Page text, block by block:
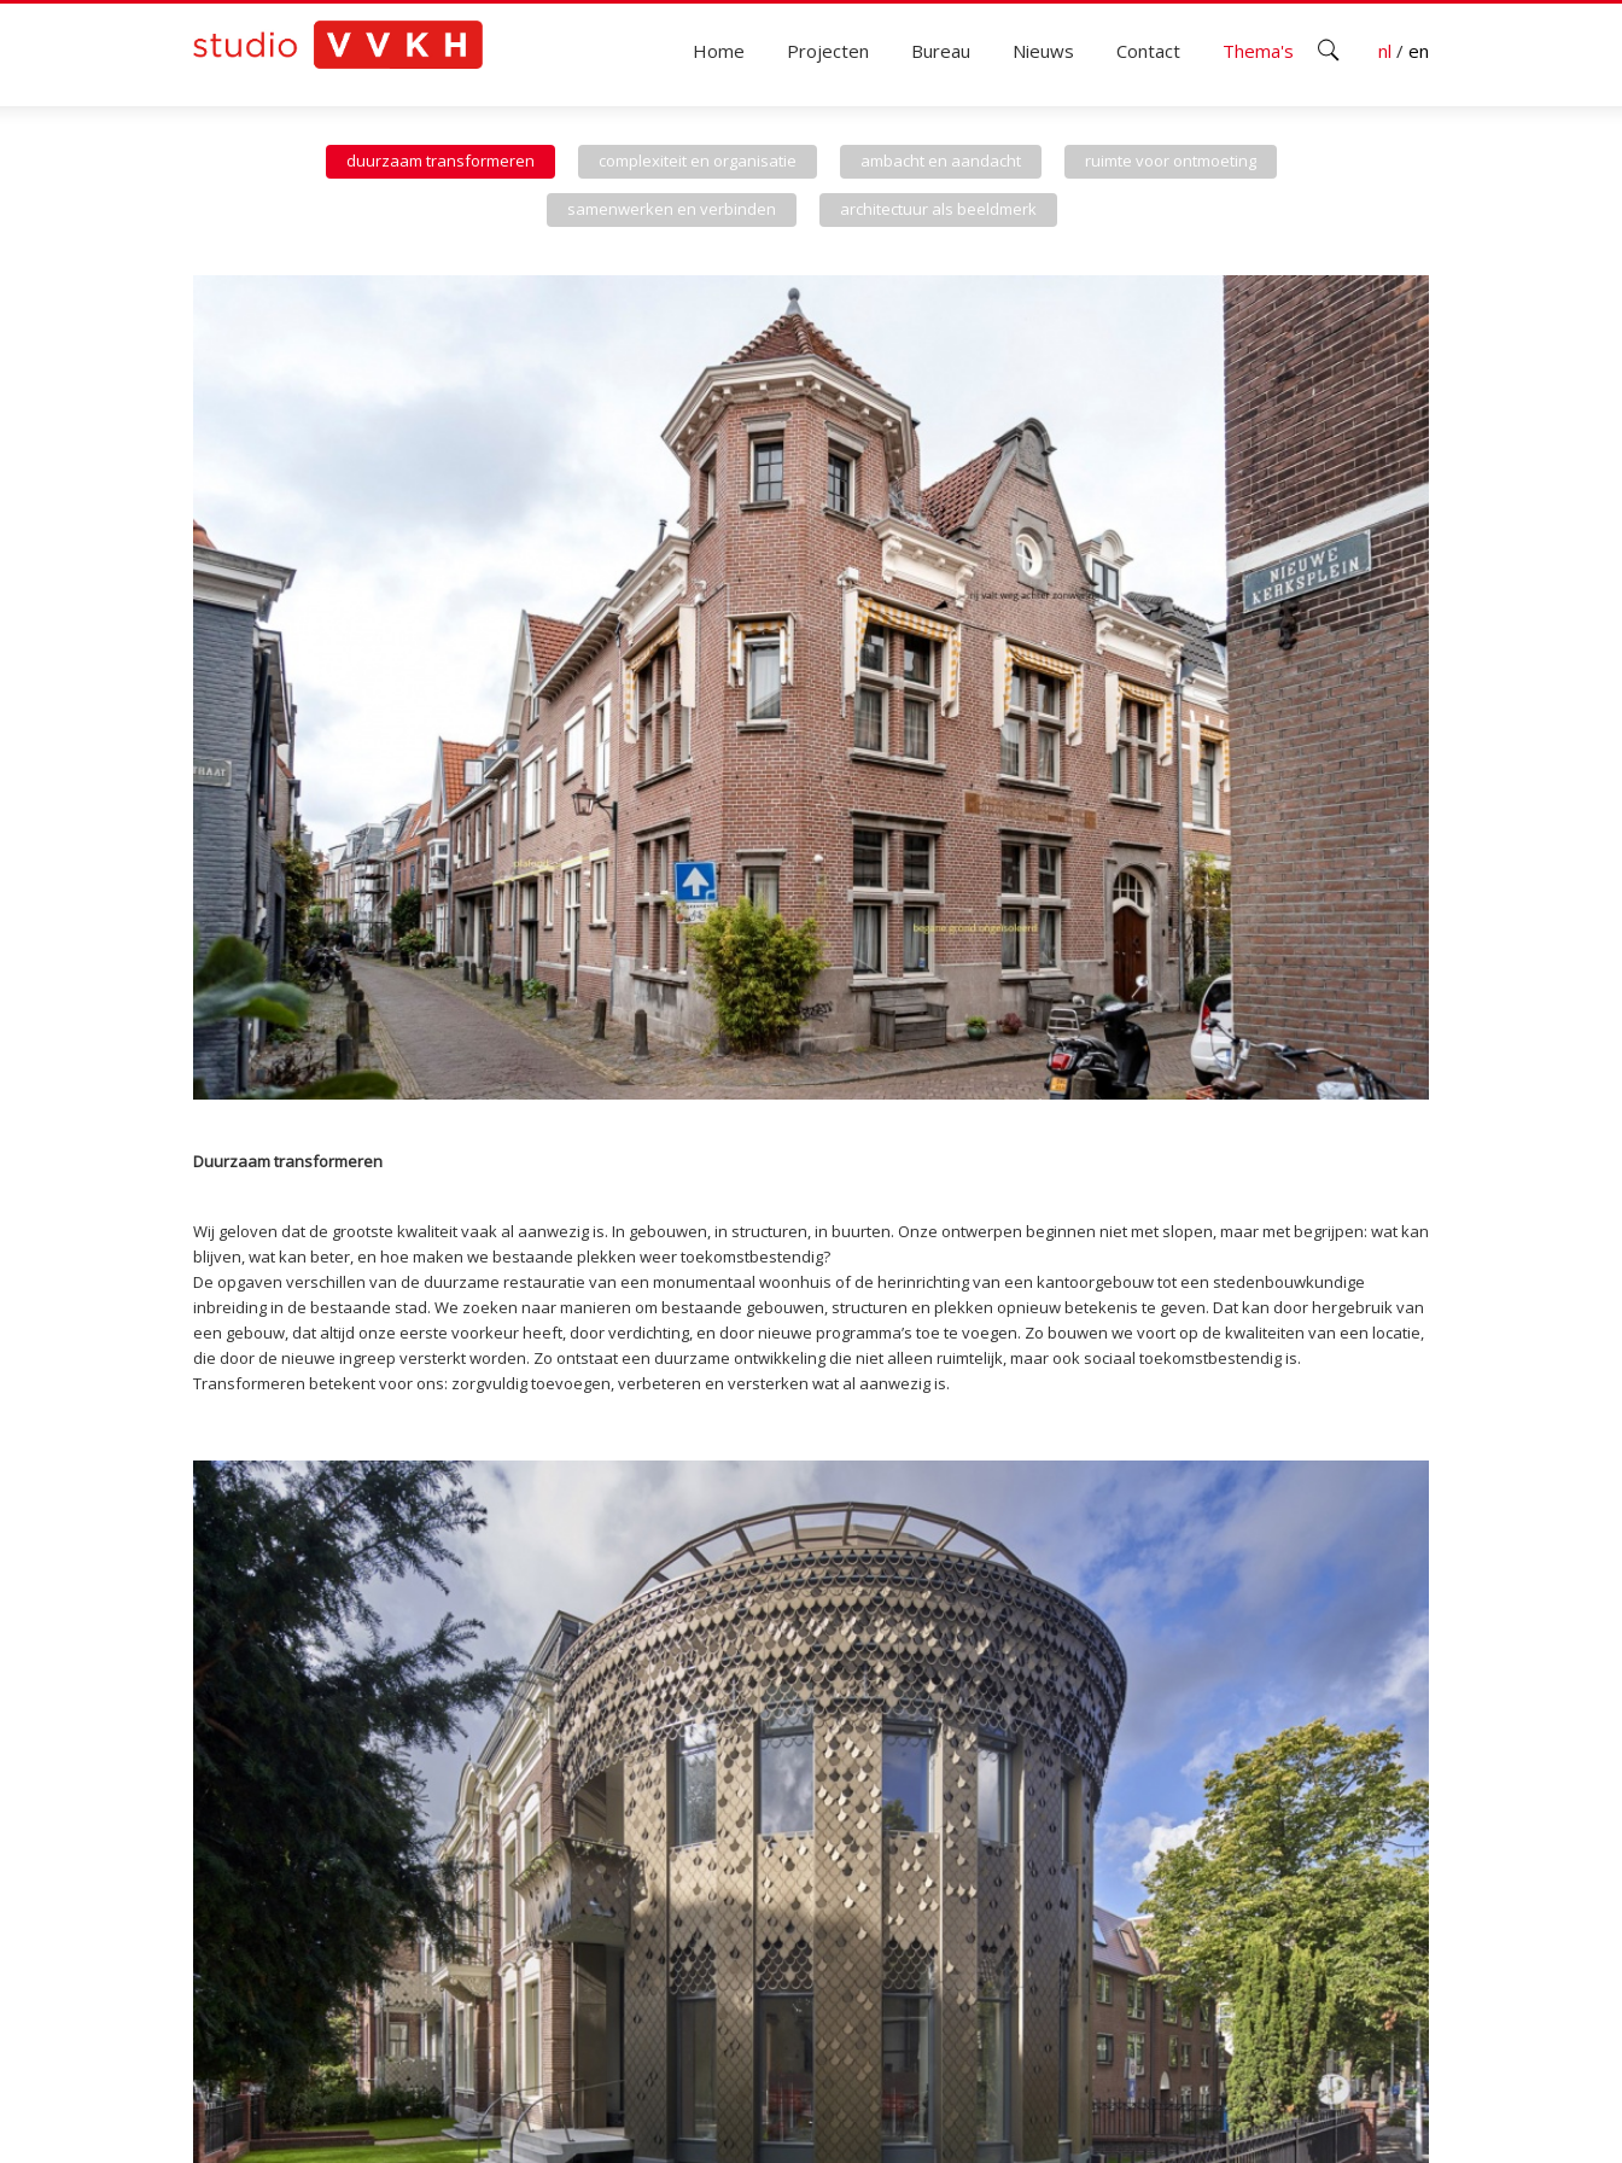
nl / en
Home Projecten Bureau Nieuws Contact Thema's
duurzaam transformeren complexiteit en organisatie ambacht en aandacht ruimte voor ontmoeting
samenwerken en verbinden architectuur als beeldmerk
Duurzaam transformeren
Wij geloven dat de grootste kwaliteit vaak al aanwezig is. In gebouwen, in structuren, in buurten. Onze ontwerpen beginnen niet met slopen, maar met begrijpen: wat kan
blijven, wat kan beter, en hoe maken we bestaande plekken weer toekomstbestendig?
De opgaven verschillen van de duurzame restauratie van een monumentaal woonhuis of de herinrichting van een kantoorgebouw tot een stedenbouwkundige
inbreiding in de bestaande stad. We zoeken naar manieren om bestaande gebouwen, structuren en plekken opnieuw betekenis te geven. Dat kan door hergebruik van
een gebouw, dat altijd onze eerste voorkeur heeft, door verdichting, en door nieuwe programma’s toe te voegen. Zo bouwen we voort op de kwaliteiten van een locatie,
die door de nieuwe ingreep versterkt worden. Zo ontstaat een duurzame ontwikkeling die niet alleen ruimtelijk, maar ook sociaal toekomstbestendig is.
Transformeren betekent voor ons: zorgvuldig toevoegen, verbeteren en versterken wat al aanwezig is.